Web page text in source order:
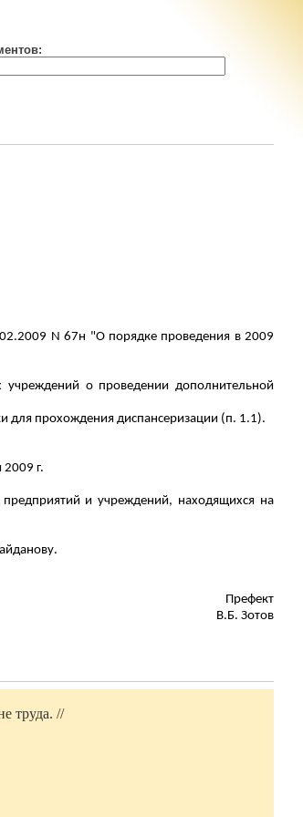
N 67н "О порядке проведения в 2009
учреждений о проведении дополнительной
для прохождения диспансеризации (п. 1.1).
г.
и учреждений, находящихся на
.
Префект
В.Б. Зотов
труда. //